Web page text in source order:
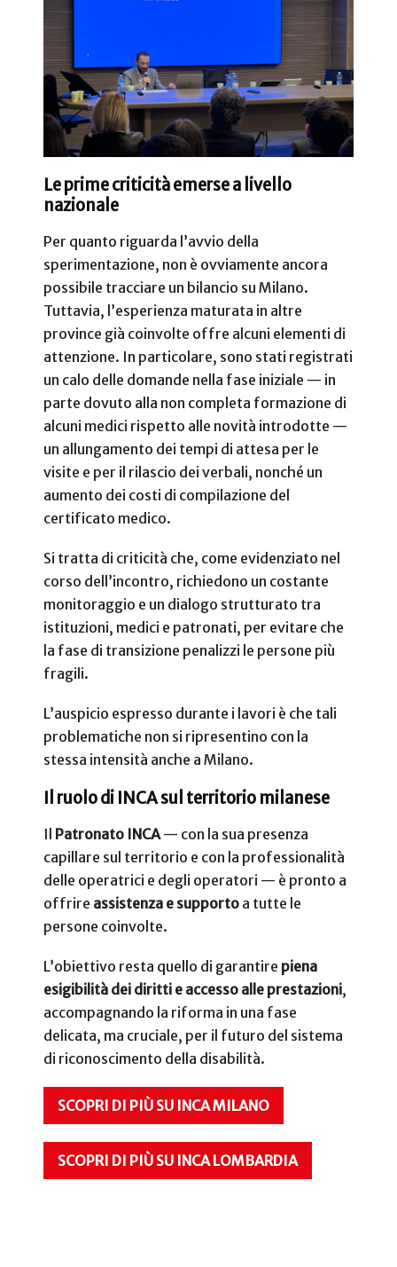
Le prime criticità emerse a livello
nazionale
Per quanto riguarda l’avvio della
sperimentazione, non è ovviamente ancora
possibile tracciare un bilancio su Milano.
Tuttavia, l’esperienza maturata in altre
province già coinvolte offre alcuni elementi di
attenzione. In particolare, sono stati registrati
un calo delle domande nella fase iniziale — in
parte dovuto alla non completa formazione di
alcuni medici rispetto alle novità introdotte —
un allungamento dei tempi di attesa per le
visite e per il rilascio dei verbali, nonché un
aumento dei costi di compilazione del
certificato medico.
Si tratta di criticità che, come evidenziato nel
corso dell’incontro, richiedono un costante
monitoraggio e un dialogo strutturato tra
istituzioni, medici e patronati, per evitare che
la fase di transizione penalizzi le persone più
fragili.
L’auspicio espresso durante i lavori è che tali
problematiche non si ripresentino con la
stessa intensità anche a Milano.
Il ruolo di INCA sul territorio milanese
Il Patronato INCA— con la sua presenza
capillare sul territorio e con la professionalità
delle operatrici e degli operatori — è pronto a
offrire assistenza e supporto a tutte le
persone coinvolte.
L’obiettivo resta quello di garantire piena
esigibilità dei diritti e accesso alle prestazioni,
accompagnando la riforma in una fase
delicata, ma cruciale, per il futuro del sistema
di riconoscimento della disabilità.
SCOPRI DI PIÙ SU INCA MILANO
SCOPRI DI PIÙ SU INCA LOMBARDIA